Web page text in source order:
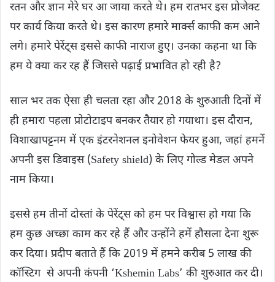
रतन और ज्ञान मेरे घर आ जाया करते थे। हम रातभर इस प्रोजेक्ट
पर कार्य किया करते थे। इस कारण हमारे मार्क्स काफी कम आने
लगे। हमारे पेरेंट्स इससे काफी नाराज हुए। उनका कहना था कि
हम ये क्या कर रह हैं जिससे पढ़ाई प्रभावित हो रही है?
साल भर तक ऐसा ही चलता रहा और 2018 के शुरुआती दिनों में
ही हमारा पहला प्रोटोटाइप बनकर तैयार हो गयाथा। इस दौरान,
विशाखापट्टनम में एक इंटरनेशनल इनोवेशन फेयर हुआ, जहां हमनें
अपनी इस डिवाइस (Safety shield) के लिए गोल्ड मेडल अपने
नाम किया।
इससे हम तीनों दोस्तां के पेरेंट्स को हम पर विश्वास हो गया कि
हम कुछ अच्छा काम कर रहे हैं और उन्होंने हमें हौसला देना शुरू
कर दिया। प्रदीप बताते हैं कि 2019 में हमने करीब 5 लाख की
कॉस्टिग से अपनी कंपनी ‘Kshemin Labs’ की शुरुआत कर दी।